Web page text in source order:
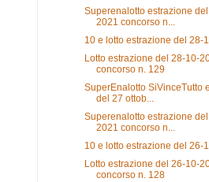
Superenalotto estrazione
2021 concorso n...
10 e lotto estrazione del 28-
Lotto estrazione del 28-10-
concorso n. 129
SuperEnalotto SiVinceTutto
del 27 ottob...
Superenalotto estrazione
2021 concorso n...
10 e lotto estrazione del 26-
Lotto estrazione del 26-10-
concorso n. 128